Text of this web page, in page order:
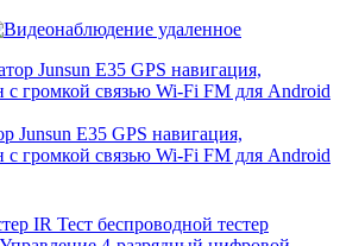
Junsun E35 GPS навигация,
с громкой связью Wi-Fi FM для Android